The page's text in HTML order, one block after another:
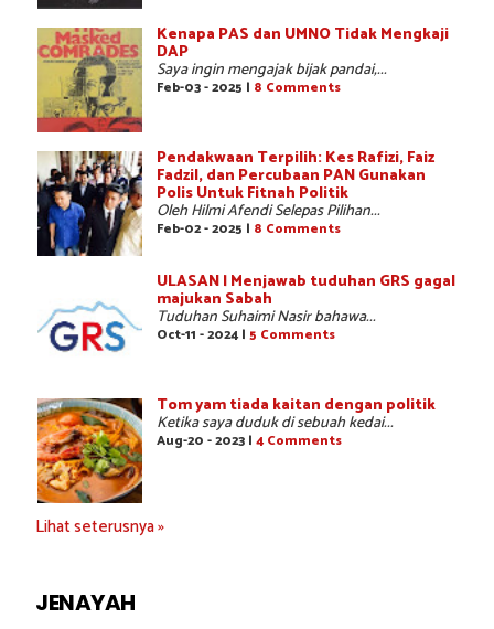
Kenapa PAS dan UMNO Tidak Mengkaji
DAP
Saya ingin mengajak bijak pandai,...
Feb-03 - 2025 | 8 Comments
Pendakwaan Terpilih: Kes Rafizi, Faiz
Fadzil, dan Percubaan PAN Gunakan
Polis Untuk Fitnah Politik
Oleh Hilmi Afendi Selepas Pilihan...
Feb-02 - 2025 | 8 Comments
ULASAN | Menjawab tuduhan GRS gagal
majukan Sabah
Tuduhan Suhaimi Nasir bahawa...
Oct-11 - 2024 | 5 Comments
Tom yam tiada kaitan dengan politik
Ketika saya duduk di sebuah kedai...
Aug-20 - 2023 | 4 Comments
Lihat seterusnya »
JENAYAH